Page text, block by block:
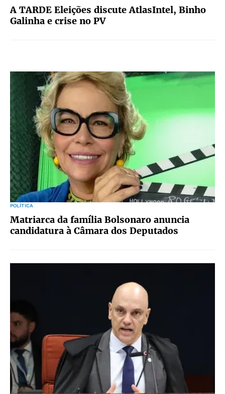
A TARDE Eleições discute AtlasIntel, Binho
Galinha e crise no PV
POLÍTICA
Matriarca da família Bolsonaro anuncia
candidatura à Câmara dos Deputados